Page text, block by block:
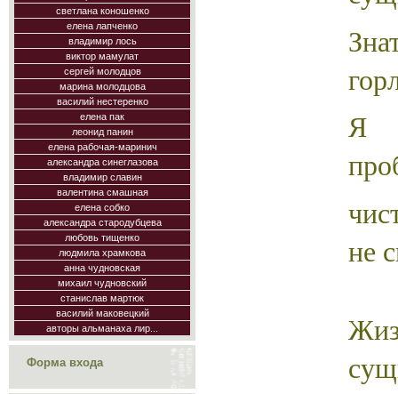
светлана коношенко
елена лапченко
владимир лось
виктор мамулат
сергей молодцов
марина молодцова
василий нестеренко
елена пак
леонид панин
елена рабочая-маринич
александра синеглазова
владимир славин
валентина смашная
елена собко
александра стародубцева
любовь тищенко
людмила храмкова
анна чудновская
михаил чудновский
станислав мартюк
василий маковецкий
авторы альманаха лир...
Форма входа
Я
не